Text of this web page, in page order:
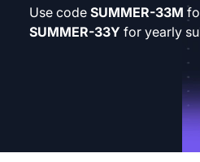
Use code SUMMER-33M
SUMMER-33Y for yearly